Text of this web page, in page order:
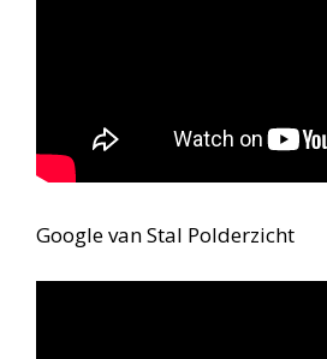
Google van Stal Polderzicht